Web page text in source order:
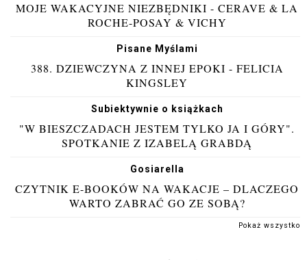
MOJE WAKACYJNE NIEZBĘDNIKI - CERAVE & LA
ROCHE-POSAY & VICHY
Pisane Myślami
388. DZIEWCZYNA Z INNEJ EPOKI - FELICIA
KINGSLEY
Subiektywnie o książkach
"W BIESZCZADACH JESTEM TYLKO JA I GÓRY".
SPOTKANIE Z IZABELĄ GRABDĄ
Gosiarella
CZYTNIK E-BOOKÓW NA WAKACJE – DLACZEGO
WARTO ZABRAĆ GO ZE SOBĄ?
Pokaż wszystko